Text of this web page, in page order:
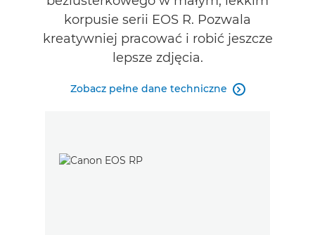
korpusie serii EOS R. Pozwala
kreatywniej pracować i robić jeszcze
lepsze zdjęcia.
Zobacz pełne dane techniczne 